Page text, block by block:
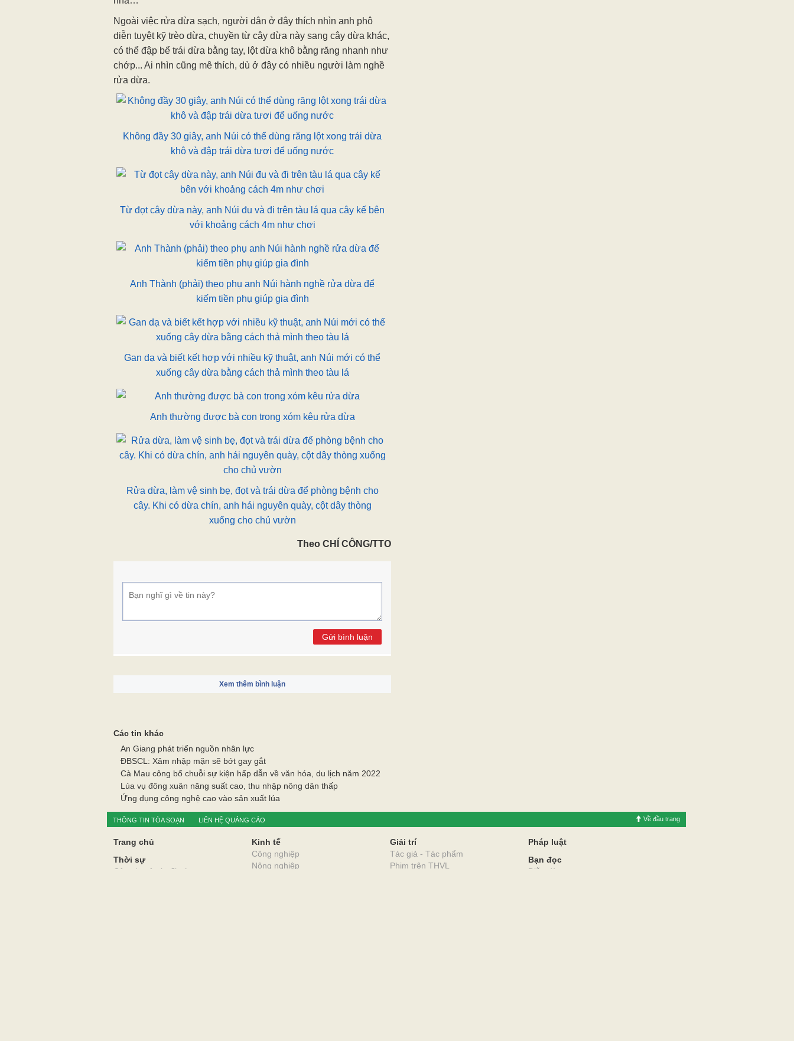
Ngoài việc rửa dừa sạch, người dân ở đây thích nhìn anh phô
diễn tuyệt kỹ trèo dừa, chuyền từ cây dừa này sang cây dừa khác,
có thể đập bể trái dừa bằng tay, lột dừa khô bằng răng nhanh như
chớp... Ai nhìn cũng mê thích, dù ở đây có nhiều người làm nghề
rửa dừa.
Không đầy 30 giây, anh Núi có thể dùng răng lột xong trái dừa
khô và đập trái dừa tươi để uống nước
Từ đọt cây dừa này, anh Núi đu và đi trên tàu lá qua cây kế bên
với khoảng cách 4m như chơi
Anh Thành (phải) theo phụ anh Núi hành nghề rửa dừa để
kiếm tiền phụ giúp gia đình
Gan dạ và biết kết hợp với nhiều kỹ thuật, anh Núi mới có thể
xuống cây dừa bằng cách thả mình theo tàu lá
Anh thường được bà con trong xóm kêu rửa dừa
Rửa dừa, làm vệ sinh bẹ, đọt và trái dừa để phòng bệnh cho
cây. Khi có dừa chín, anh hái nguyên quày, cột dây thòng
xuống cho chủ vườn
Theo CHÍ CÔNG/TTO
Gửi bình luận
Xem thêm bình luận
Các tin khác
An Giang phát triển nguồn nhân lực
ĐBSCL: Xâm nhập mặn sẽ bớt gay gắt
Cà Mau công bố chuỗi sự kiện hấp dẫn về văn hóa, du lịch năm 2022
Lúa vụ đông xuân năng suất cao, thu nhập nông dân thấp
Ứng dụng công nghệ cao vào sản xuất lúa
THÔNG TIN TÒA SOẠN LIÊN HỆ QUẢNG CÁO Về đầu trang
Trang chủ
Thời sự
Câu chuyện buổi sáng
Kinh tế
Công nghiệp
Nông nghiệp
Giải trí
Tác giả - Tác phẩm
Phim trên THVL
Pháp luật
Bạn đọc
Diễn đàn